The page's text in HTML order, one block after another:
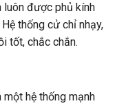
luôn được phủ kính
thống cử chỉ nhạy,
tốt, chắc chắn.
hệ thống mạnh